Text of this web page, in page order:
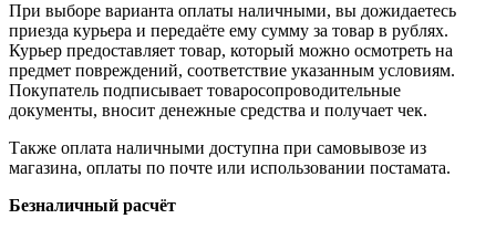
При выборе варианта оплаты наличными, вы дожидаетесь
приезда курьера и передаёте ему сумму за товар в рублях.
Курьер предоставляет товар, который можно осмотреть на
предмет повреждений, соответствие указанным условиям.
Покупатель подписывает товаросопроводительные
документы, вносит денежные средства и получает чек.
Также оплата наличными доступна при самовывозе из
магазина, оплаты по почте или использовании постамата.
Безналичный расчёт